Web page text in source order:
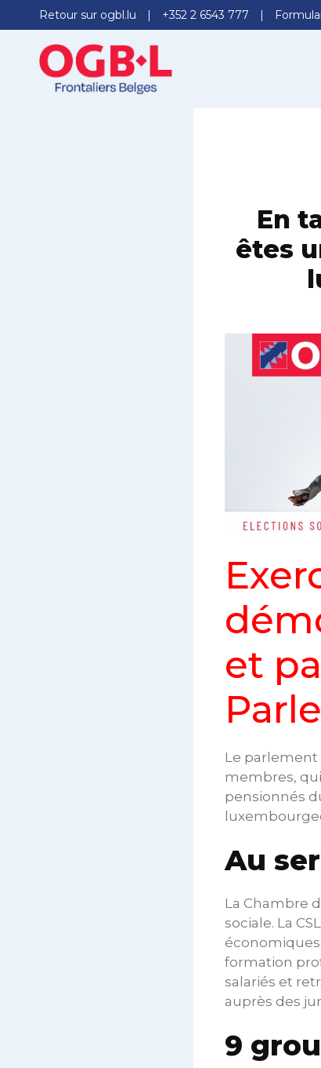
Retour sur ogbl.lu +352 2 6543 777
En
êtes
et
Le parlement
membres,
pensionnés
Au
La Chambre
sociale. La
formation
salariés et
auprès des
9